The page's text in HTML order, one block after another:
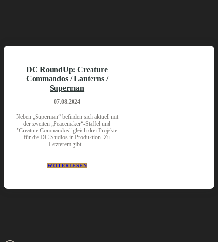
DC RoundUp: Creature
Commandos / Lanterns /
Superman
07.08.2024
Neben „Superman“ befinden sich aktuell mit
der zweiten „Peacemaker“-Staffel und
"Creature Commandos" gleich drei Projekte
für die DC Studios in Produktion. Zu
Letzterem gibt...
WEITERLESEN